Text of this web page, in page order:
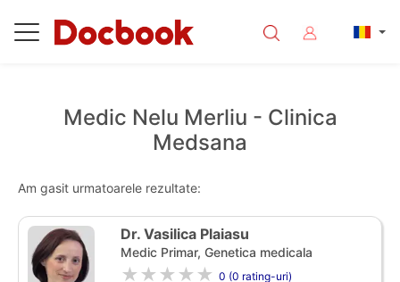
Medic Nelu Merliu - Clinica
Medsana
Am gasit urmatoarele rezultate:
Dr. Vasilica Plaiasu
Medic Primar, Genetica medicala
★★★★★ 0 (0 rating-uri)